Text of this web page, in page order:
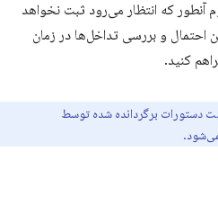
آنطور که انتظار می‌رود ثبت نخواهد
احتمال و بررسی تداخل‌ها در زمان
کنید.
دستورات برگردانده شده توسط